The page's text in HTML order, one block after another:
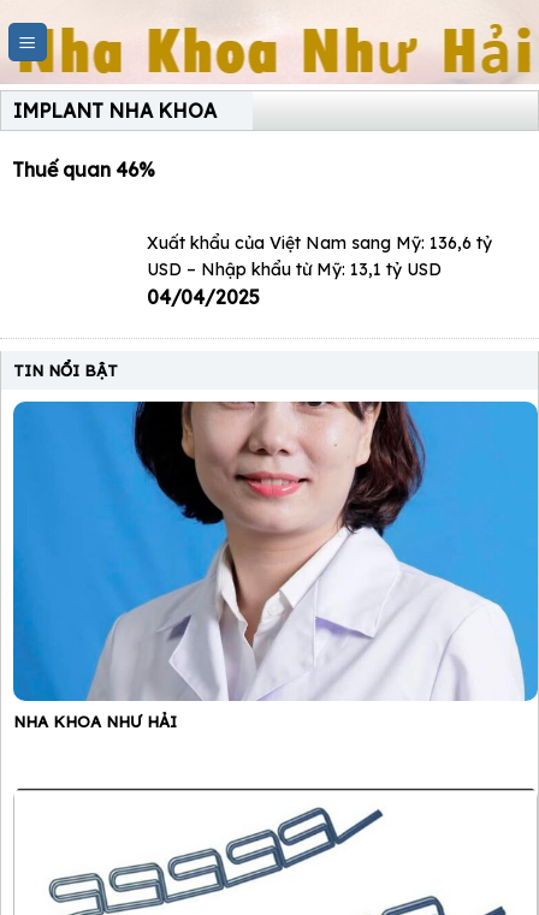
content
IMPLANT NHA KHOA
Thuế quan 46%
Xuất khẩu của Việt Nam sang Mỹ: 136,6 tỷ
USD – Nhập khẩu từ Mỹ: 13,1 tỷ USD
04/04/2025
TIN NỔI BẬT
NHA KHOA NHƯ HẢI